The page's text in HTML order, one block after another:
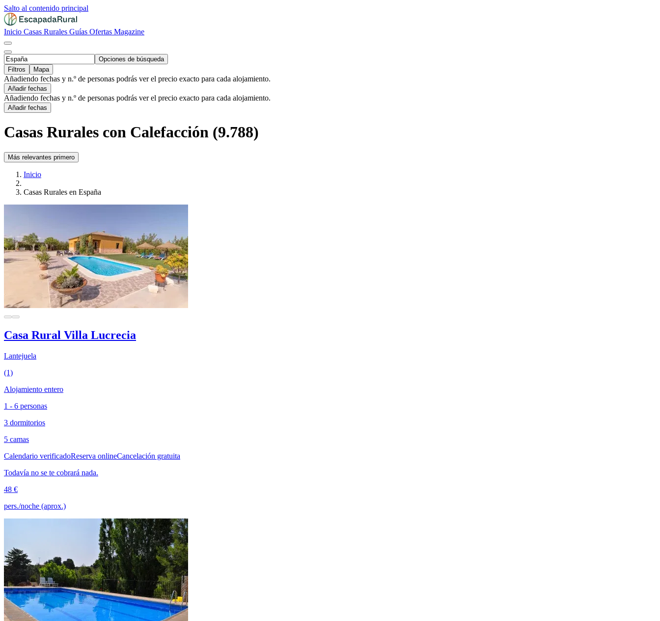
Salto al contenido principal
Inicio Casas Rurales Guías Ofertas Magazine
Opciones de búsqueda
Filtros
Mapa
Añadiendo fechas y n.º de personas podrás ver el precio exacto para cada alojamiento.
Añadir fechas
Añadiendo fechas y n.º de personas podrás ver el precio exacto para cada alojamiento.
Añadir fechas
Casas Rurales con Calefacción (9.788)
Más relevantes primero
Inicio
Casas Rurales en España
Casa Rural Villa Lucrecia
Lantejuela
(1)
Alojamiento entero
1 - 6 personas
3 dormitorios
5 camas
Calendario verificadoReserva onlineCancelación gratuita
Todavía no se te cobrará nada.
48 €
pers./noche (aprox.)